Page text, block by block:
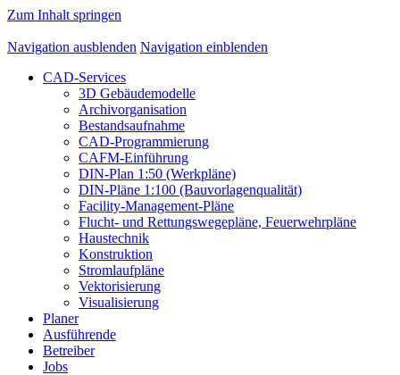
Zum Inhalt springen
Navigation ausblenden Navigation einblenden
CAD-Services
3D Gebäudemodelle
Archivorganisation
Bestandsaufnahme
CAD-Programmierung
CAFM-Einführung
DIN-Plan 1:50 (Werkpläne)
DIN-Pläne 1:100 (Bauvorlagenqualität)
Facility-Management-Pläne
Flucht- und Rettungswegepläne, Feuerwehrpläne
Haustechnik
Konstruktion
Stromlaufpläne
Vektorisierung
Visualisierung
Planer
Ausführende
Betreiber
Jobs